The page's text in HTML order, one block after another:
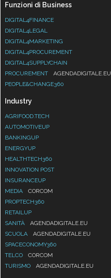
Funzioni di Business
DIGITAL4FINANCE
DIGITAL4LEGAL
DIGITAL4MARKETING
DIGITAL4PROCUREMENT
DIGITAL4SUPPLYCHAIN
PROCUREMENT
AGENDADIGITALE.EU
PEOPLE&CHANGE360
Industry
AGRIFOOD.TECH
AUTOMOTIVEUP
BANKINGUP
ENERGYUP
HEALTHTECH360
INNOVATION POST
INSURANCEUP
MEDIA
CORCOM
PROPTECH360
RETAILUP
SANITÀ
AGENDADIGITALE.EU
SCUOLA
AGENDADIGITALE.EU
SPACECONOMY360
TELCO
CORCOM
TURISMO
AGENDADIGITALE.EU